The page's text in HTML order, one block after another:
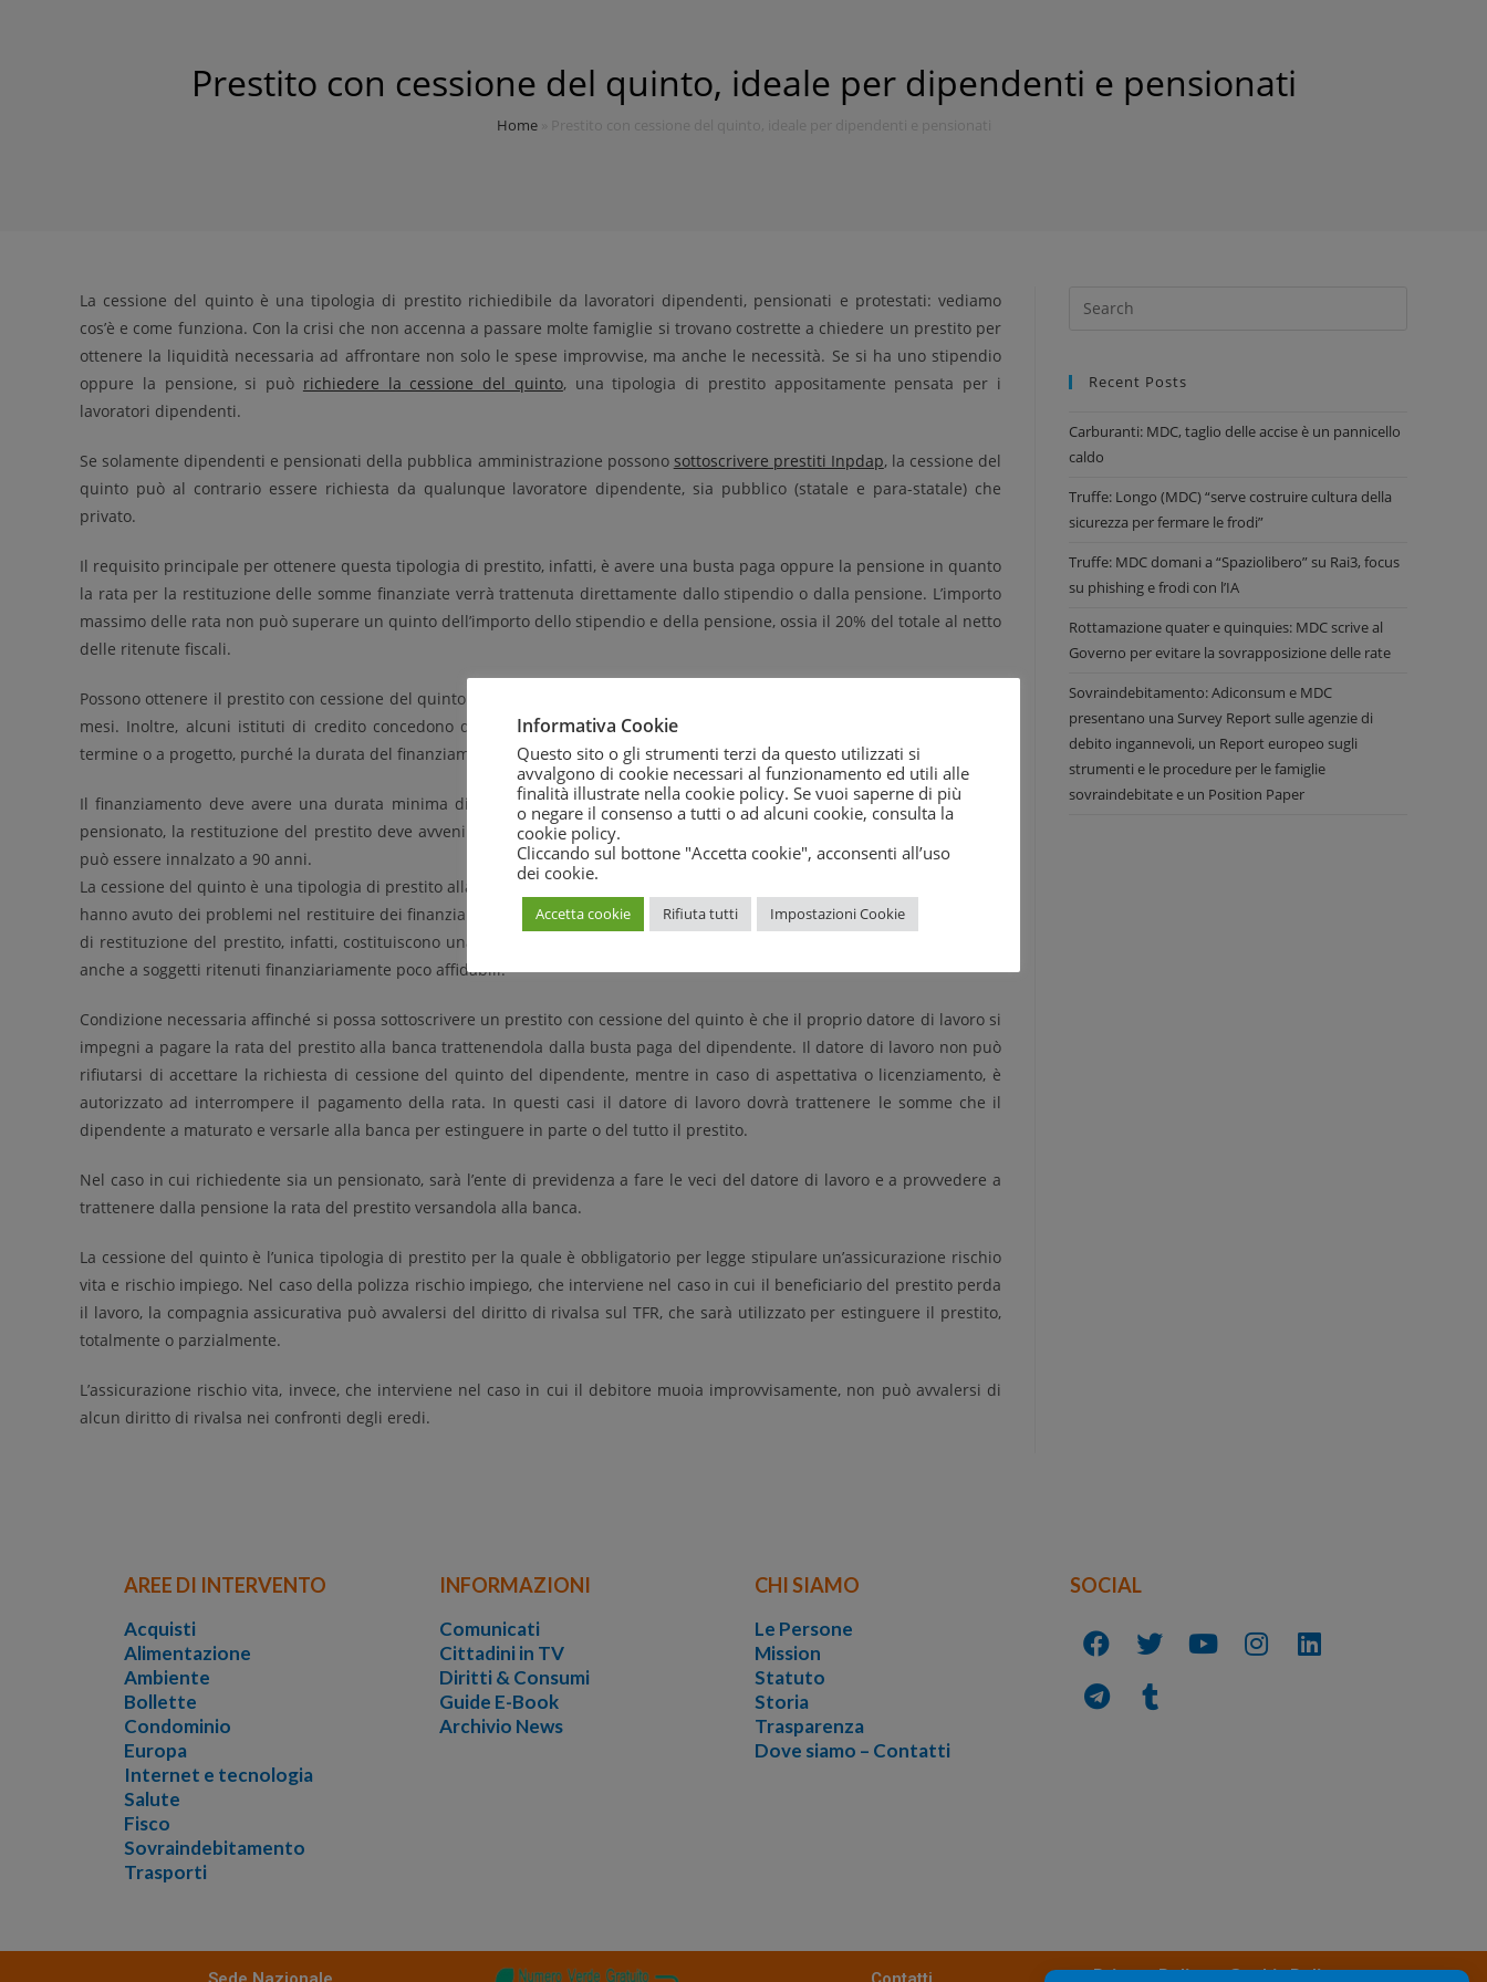
Prestito con cessione del quinto, ideale per dipendenti e pensionati
Home» Prestito con cessione del quinto, ideale per dipendenti e pensionati
La cessione del quinto è una tipologia di prestito richiedibile da lavoratori dipendenti, pensionati e protestati: vediamo
cos’è e come funziona. Con la crisi che non accenna a passare molte famiglie si trovano costrette a chiedere un prestito per
ottenere la liquidità necessaria ad affrontare non solo le spese improvvise, ma anche le necessità. Se si ha uno stipendio
oppure la pensione, si può richiedere la cessione del quinto, una tipologia di prestito appositamente pensata per i
lavoratori dipendenti.
Se solamente dipendenti e pensionati della pubblica amministrazione possono sottoscrivere prestiti Inpdap, la cessione del
quinto può al contrario essere richiesta da qualunque lavoratore dipendente, sia pubblico (statale e para-statale) che
privato.
Il requisito principale per ottenere questa tipologia di prestito, infatti, è avere una busta paga oppure la pensione in quanto
la rata per la restituzione delle somme finanziate verrà trattenuta direttamente dallo stipendio o dalla pensione. L’importo
massimo delle rata non può superare un quinto dell’importo dello stipendio e della pensione, ossia il 20% del totale al netto
delle ritenute fiscali.
Possono ottenere il prestito con cessione del quinto anche i neoassunti con contratto a tempo indeterminato da almeno tre
mesi. Inoltre, alcuni istituti di credito concedono questa tipologia di prestito anche a dipendenti con contratti atipici, a
termine o a progetto, purché la durata del finanziamento non superi quella del contratto.
Il finanziamento deve avere una durata minima di 24 mesi e massima di 10 anni. Nel caso in cui il richiedente sia un
pensionato, la restituzione del prestito deve avvenire entro l’ottantacinquesimo anno di età. Se previsto, il limite massimo
può essere innalzato a 90 anni.
La cessione del quinto è una tipologia di prestito alla quale possono accedere anche i protestati, ossia coloro che in passato
hanno avuto dei problemi nel restituire dei finanziamenti e il cui nome è ancora segnalato nel registro del Crif. Le modalità
di restituzione del prestito, infatti, costituiscono una garanzia per la banca, che quindi può concedere l’accesso al credito
anche a soggetti ritenuti finanziariamente poco affidabili.
Condizione necessaria affinché si possa sottoscrivere un prestito con cessione del quinto è che il proprio datore di lavoro si
impegni a pagare la rata del prestito alla banca trattenendola dalla busta paga del dipendente. Il datore di lavoro non può
rifiutarsi di accettare la richiesta di cessione del quinto del dipendente, mentre in caso di aspettativa o licenziamento, è
autorizzato ad interrompere il pagamento della rata. In questi casi il datore di lavoro dovrà trattenere le somme che il
dipendente a maturato e versarle alla banca per estinguere in parte o del tutto il prestito.
Nel caso in cui richiedente sia un pensionato, sarà l’ente di previdenza a fare le veci del datore di lavoro e a provvedere a
trattenere dalla pensione la rata del prestito versandola alla banca.
La cessione del quinto è l’unica tipologia di prestito per la quale è obbligatorio per legge stipulare un’assicurazione rischio
vita e rischio impiego. Nel caso della polizza rischio impiego, che interviene nel caso in cui il beneficiario del prestito perda
il lavoro, la compagnia assicurativa può avvalersi del diritto di rivalsa sul TFR, che sarà utilizzato per estinguere il prestito,
totalmente o parzialmente.
L’assicurazione rischio vita, invece, che interviene nel caso in cui il debitore muoia improvvisamente, non può avvalersi di
alcun diritto di rivalsa nei confronti degli eredi.
Recent Posts
Carburanti: MDC, taglio delle accise è un pannicello
caldo
Truffe: Longo (MDC) “serve costruire cultura della
sicurezza per fermare le frodi”
Truffe: MDC domani a “Spaziolibero” su Rai3, focus
su phishing e frodi con l’IA
Rottamazione quater e quinquies: MDC scrive al
Governo per evitare la sovrapposizione delle rate
Sovraindebitamento: Adiconsum e MDC
presentano una Survey Report sulle agenzie di
debito ingannevoli, un Report europeo sugli
strumenti e le procedure per le famiglie
sovraindebitate e un Position Paper
AREE DI INTERVENTO
Acquisti
Alimentazione
Ambiente
Bollette
Condominio
Europa
Internet e tecnologia
Salute
Fisco
Sovraindebitamento
Trasporti
INFORMAZIONI
Comunicati
Cittadini in TV
Diritti & Consumi
Guide E-Book
Archivio News
CHI SIAMO
Le Persone
Mission
Statuto
Storia
Trasparenza
Dove siamo – Contatti
SOCIAL
Privacy Policy Cookie Policy
Informativa Cookie
Questo sito o gli strumenti terzi da questo utilizzati si
avvalgono di cookie necessari al funzionamento ed utili alle
finalità illustrate nella cookie policy. Se vuoi saperne di più
o negare il consenso a tutti o ad alcuni cookie, consulta la
cookie policy.
Cliccando sul bottone "Accetta cookie", acconsenti all’uso
dei cookie.
Accetta cookie Rifiuta tutti Impostazioni Cookie